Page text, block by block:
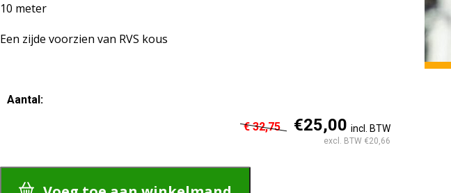
10 meter
Een zijde voorzien van RVS kous
Aantal:
Multi
€ 32,75 €25,00 incl. BTW
excl. BTW €20,66